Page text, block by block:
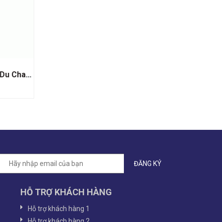
Rượu vang Pháp Bourgogne Du Chateau
HỖ TRỢ KHÁCH HÀNG
Hỗ trợ khách hàng 1